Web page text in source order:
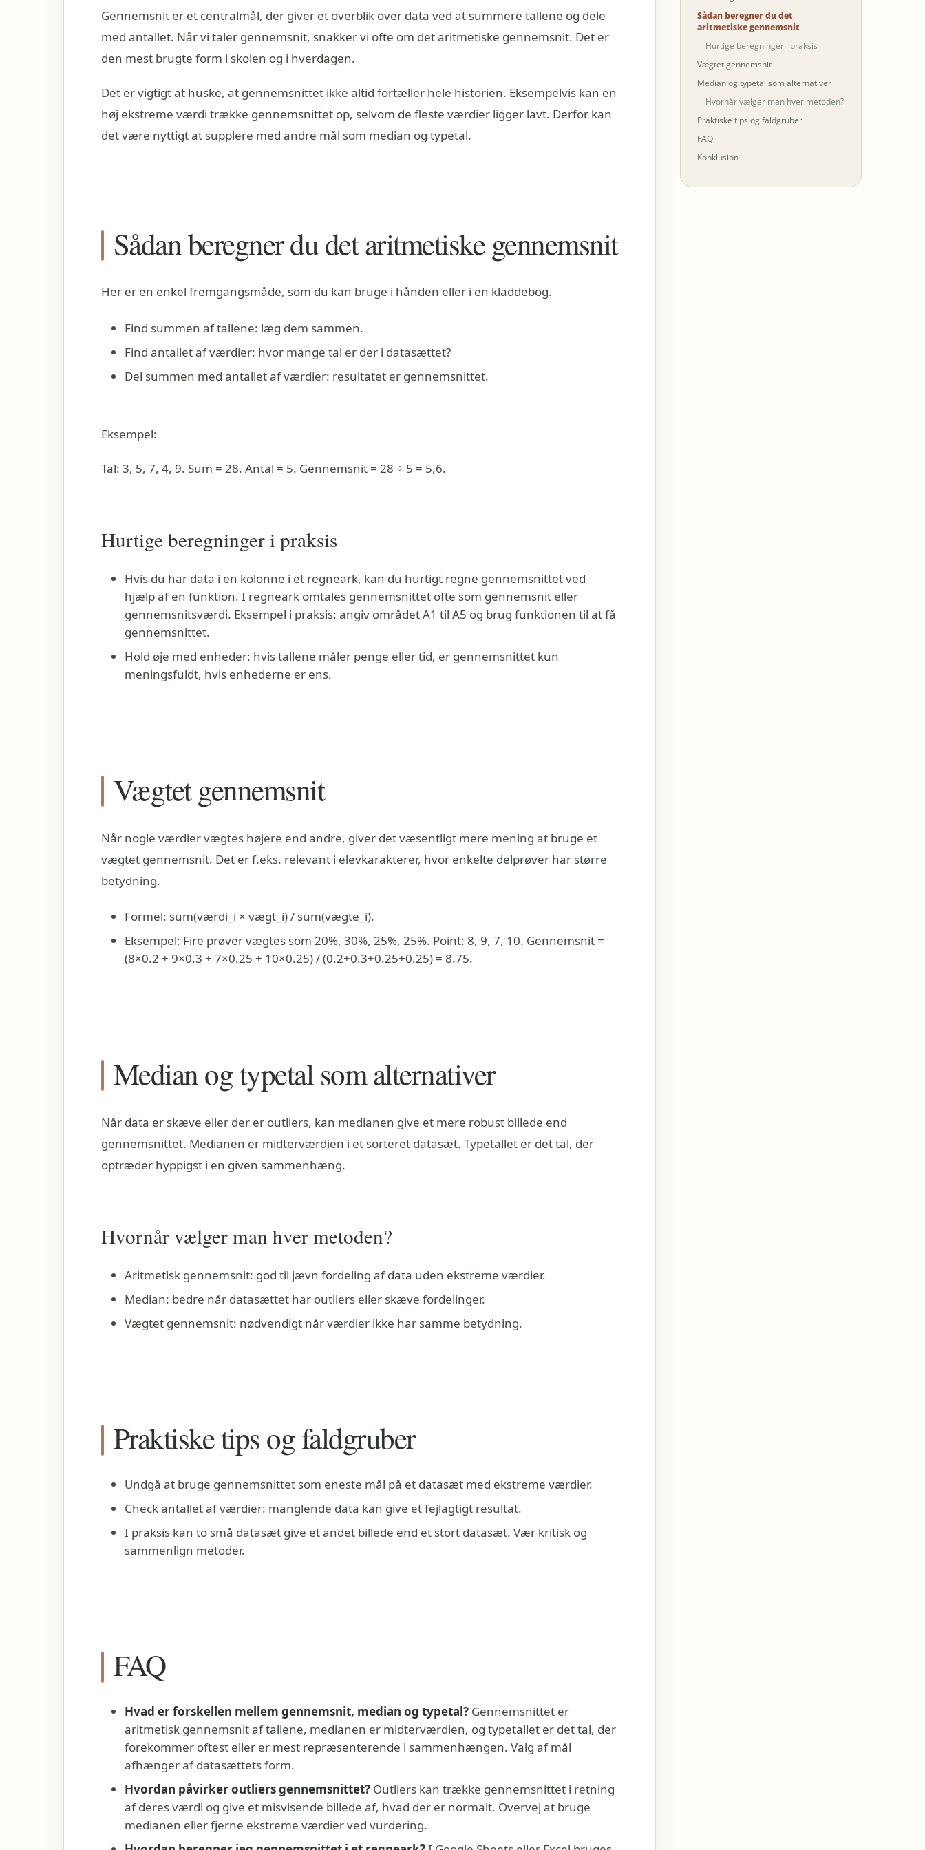
Gennemsnit er et centralmål, der giver et overblik over data ved at summere tallene og dele
med antallet. Når vi taler gennemsnit, snakker vi ofte om det aritmetiske gennemsnit. Det er
den mest brugte form i skolen og i hverdagen.
Det er vigtigt at huske, at gennemsnittet ikke altid fortæller hele historien. Eksempelvis kan en
høj ekstreme værdi trække gennemsnittet op, selvom de fleste værdier ligger lavt. Derfor kan
det være nyttigt at supplere med andre mål som median og typetal.
Sådan beregner du det aritmetiske gennemsnit
Her er en enkel fremgangsmåde, som du kan bruge i hånden eller i en kladdebog.
Find summen af tallene: læg dem sammen.
Find antallet af værdier: hvor mange tal er der i datasættet?
Del summen med antallet af værdier: resultatet er gennemsnittet.
Eksempel:
Tal: 3, 5, 7, 4, 9. Sum = 28. Antal = 5. Gennemsnit = 28 ÷ 5 = 5,6.
Hurtige beregninger i praksis
Hvis du har data i en kolonne i et regneark, kan du hurtigt regne gennemsnittet ved
hjælp af en funktion. I regneark omtales gennemsnittet ofte som gennemsnit eller
gennemsnitsværdi. Eksempel i praksis: angiv området A1 til A5 og brug funktionen til at få
gennemsnittet.
Hold øje med enheder: hvis tallene måler penge eller tid, er gennemsnittet kun
meningsfuldt, hvis enhederne er ens.
Vægtet gennemsnit
Når nogle værdier vægtes højere end andre, giver det væsentligt mere mening at bruge et
vægtet gennemsnit. Det er f.eks. relevant i elevkarakterer, hvor enkelte delprøver har større
betydning.
Formel: sum(værdi_i × vægt_i) / sum(vægte_i).
Eksempel: Fire prøver vægtes som 20%, 30%, 25%, 25%. Point: 8, 9, 7, 10. Gennemsnit =
(8×0.2 + 9×0.3 + 7×0.25 + 10×0.25) / (0.2+0.3+0.25+0.25) = 8.75.
Median og typetal som alternativer
Når data er skæve eller der er outliers, kan medianen give et mere robust billede end
gennemsnittet. Medianen er midterværdien i et sorteret datasæt. Typetallet er det tal, der
optræder hyppigst i en given sammenhæng.
Hvornår vælger man hver metoden?
Aritmetisk gennemsnit: god til jævn fordeling af data uden ekstreme værdier.
Median: bedre når datasættet har outliers eller skæve fordelinger.
Vægtet gennemsnit: nødvendigt når værdier ikke har samme betydning.
Praktiske tips og faldgruber
Undgå at bruge gennemsnittet som eneste mål på et datasæt med ekstreme værdier.
Check antallet af værdier: manglende data kan give et fejlagtigt resultat.
I praksis kan to små datasæt give et andet billede end et stort datasæt. Vær kritisk og
sammenlign metoder.
FAQ
Hvad er forskellen mellem gennemsnit, median og typetal?Gennemsnittet er
aritmetisk gennemsnit af tallene, medianen er midterværdien, og typetallet er det tal, der
forekommer oftest eller er mest repræsenterende i sammenhængen. Valg af mål
afhænger af datasættets form.
Hvordan påvirker outliers gennemsnittet?Outliers kan trække gennemsnittet i retning
af deres værdi og give et misvisende billede af, hvad der er normalt. Overvej at bruge
medianen eller fjerne ekstreme værdier ved vurdering.
Sådan beregner du det
aritmetiske gennemsnit
Hurtige beregninger i praksis
Vægtet gennemsnit
Median og typetal som alternativer
Hvornår vælger man hver metoden?
Praktiske tips og faldgruber
FAQ
Konklusion